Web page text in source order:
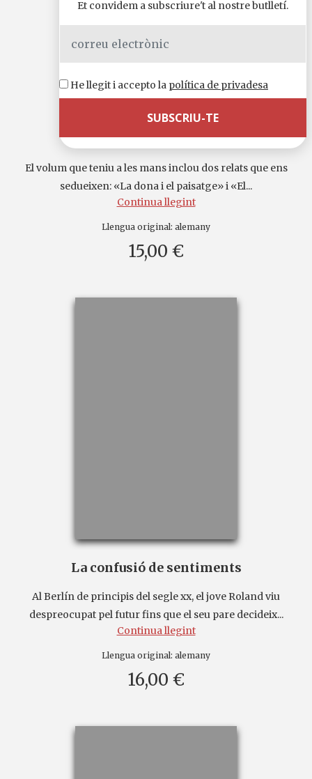
La dona i el paisatge
El volum que teniu a les mans inclou dos relats que ens
sedueixen: «La dona i el paisatge» i «El...
Continua llegint
Llengua original: alemany
15,00 €
La confusió de sentiments
Al Berlín de principis del segle xx, el jove Roland viu
despreocupat pel futur fins que el seu pare decideix...
Continua llegint
Llengua original: alemany
16,00 €
Et convidem a subscriure't al nostre butlletí.
He llegit i accepto la política de privadesa